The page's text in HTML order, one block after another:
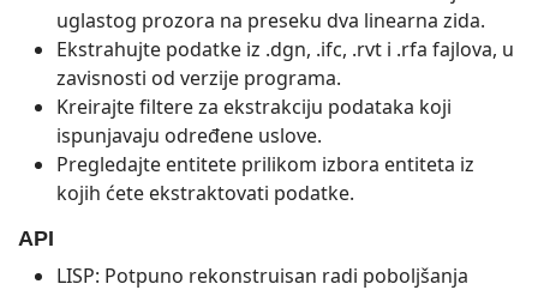
uglastog prozora na preseku dva linearna zida.
Ekstrahujte podatke iz .dgn, .ifc, .rvt i .rfa fajlova, u
zavisnosti od verzije programa.
Kreirajte filtere za ekstrakciju podataka koji
ispunjavaju određene uslove.
Pregledajte entitete prilikom izbora entiteta iz
kojih ćete ekstraktovati podatke.
API
LISP: Potpuno rekonstruisan radi poboljšanja